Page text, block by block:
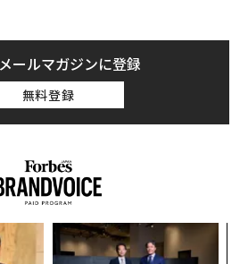
ールマガジンに登録
無料登録